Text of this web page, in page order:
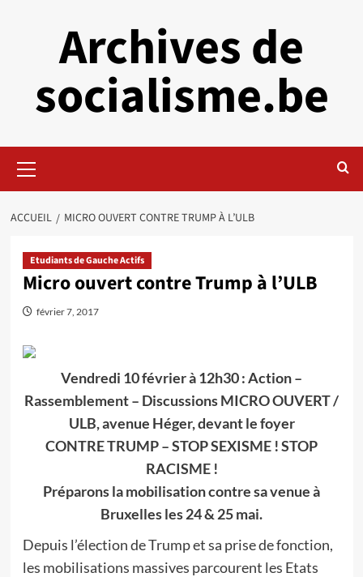
Archives de
socialisme.be
principal
ACCUEIL MICRO OUVERT CONTRE TRUMP À L’ULB
Etudiants de Gauche Actifs
Micro ouvert contre Trump à l’ULB
février 7, 2017
Vendredi 10 février à 12h30 : Action –
Rassemblement – Discussions MICRO OUVERT /
ULB, avenue Héger, devant le foyer
CONTRE TRUMP – STOP SEXISME ! STOP
RACISME !
Préparons la mobilisation contre sa venue à
Bruxelles les 24 & 25 mai.
Depuis l’élection de Trump et sa prise de fonction,
les mobilisations massives parcourent les Etats